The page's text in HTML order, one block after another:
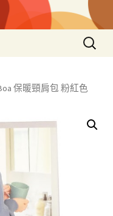
搜
尋
鍵
字:
保暖頸肩包 粉紅色